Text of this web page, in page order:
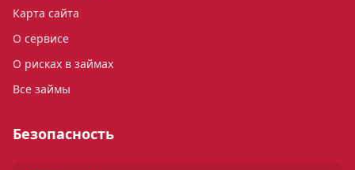
Карта сайта
О сервисе
О рисках в займах
Все займы
Безопасность